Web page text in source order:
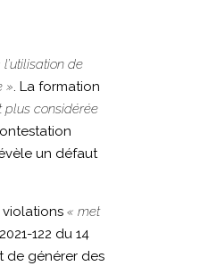
l’utilisation de
». La formation
plus considérée
un défaut
violations « met
122 du 14
de générer des